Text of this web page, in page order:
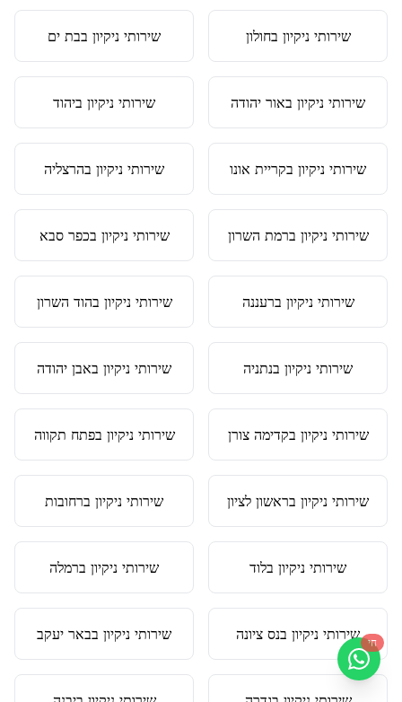
שירותי ניקיון בחולון שירותי ניקיון בבת ים
שירותי ניקיון באור יהודה שירותי ניקיון ביהוד
שירותי ניקיון בקריית אונו שירותי ניקיון בהרצליה
שירותי ניקיון ברמת השרון שירותי ניקיון בכפר סבא
שירותי ניקיון ברעננה שירותי ניקיון בהוד השרון
שירותי ניקיון בנתניה שירותי ניקיון באבן יהודה
שירותי ניקיון בקדימה צורן שירותי ניקיון בפתח תקווה
שירותי ניקיון בראשון לציון שירותי ניקיון ברחובות
שירותי ניקיון בלוד שירותי ניקיון ברמלה
שירותי ניקיון בנס ציונה שירותי ניקיון בבאר יעקב חי